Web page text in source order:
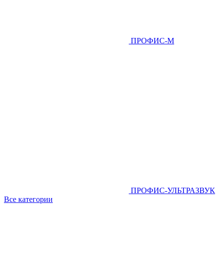
ПРОФИС-М
ПРОФИС-УЛЬТРАЗВУК
Все категории